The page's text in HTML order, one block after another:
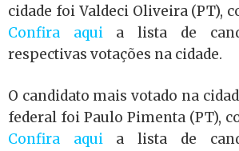
cidade foi Valdeci Oliveira (PT),
Confira aquia lista de
respectivas votações na cidade.
O candidato mais votado na
federal foi Paulo Pimenta (PT),
Confira aquia lista de